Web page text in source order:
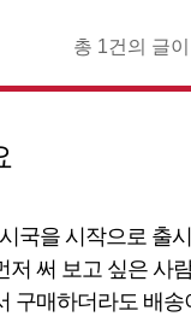
총 1건의 글
국을 시작으로 출
저 써 보고 싶은 사
구매하더라도 배송